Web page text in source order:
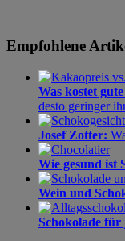
Empfohlene
Was kostet
desto geringer
Josef Zotter:
Wie gesund ist
Wein und
Schokolade für